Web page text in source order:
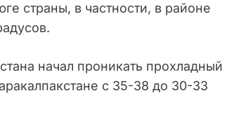
страны, в частности, в районе
начал проникать прохладный
с 35-38 до 30-33